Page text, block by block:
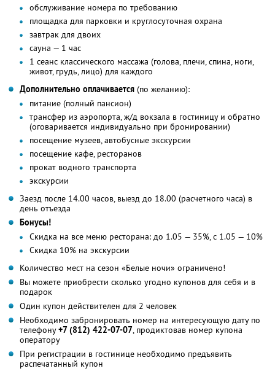
обслуживание номера по требованию
площадка для парковки и круглосуточная охрана
завтрак для двоих
сауна — 1 час
1 сеанс классического массажа (голова, плечи, спина, ноги,
живот, грудь, лицо) для каждого
Дополнительно оплачивается (по желанию):
питание (полный пансион)
трансфер из аэропорта, ж/д вокзала в гостиницу и обратно
(оговаривается индивидуально при бронировании)
посещение музеев, автобусные экскурсии
посещение кафе, ресторанов
прокат водного транспорта
экскурсии
Заезд после 14.00 часов, выезд до 18.00 (расчетного часа) в
день отъезда
Бонусы!
Скидка на все меню ресторана: до 1.05 — 35%, с 1.05 — 10%
Скидка 10% на экскурсии
Количество мест на сезон «Белые ночи» ограничено!
Вы можете приобрести сколько угодно купонов для себя и в
подарок
Один купон действителен для 2 человек
Необходимо забронировать номер на интересующую дату по
телефону+7 (812) 422-07-07, продиктовав номер купона
оператору
При регистрации в гостинице необходимо предъявить
распечатанный купон